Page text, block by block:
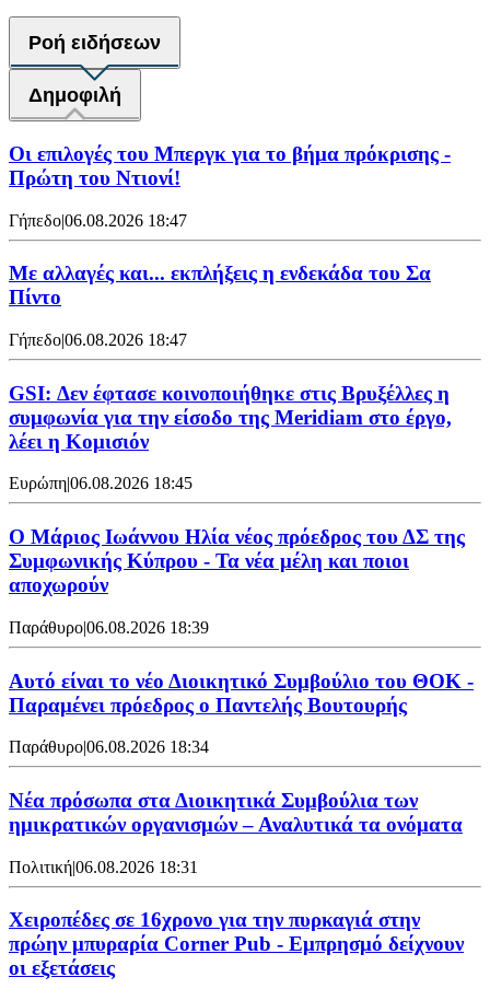
Ροή ειδήσεων
Δημοφιλή
Οι επιλογές του Μπεργκ για το βήμα πρόκρισης -
Πρώτη του Ντιονί!
Γήπεδο|06.08.2026 18:47
Με αλλαγές και... εκπλήξεις η ενδεκάδα του Σα
Πίντο
Γήπεδο|06.08.2026 18:47
GSI: Δεν έφτασε κοινοποιήθηκε στις Βρυξέλλες η
συμφωνία για την είσοδο της Meridiam στο έργο,
λέει η Κομισιόν
Ευρώπη|06.08.2026 18:45
Ο Μάριος Ιωάννου Ηλία νέος πρόεδρος του ΔΣ της
Συμφωνικής Κύπρου - Τα νέα μέλη και ποιοι
αποχωρούν
Παράθυρο|06.08.2026 18:39
Αυτό είναι το νέο Διοικητικό Συμβούλιο του ΘΟΚ -
Παραμένει πρόεδρος ο Παντελής Βουτουρής
Παράθυρο|06.08.2026 18:34
Νέα πρόσωπα στα Διοικητικά Συμβούλια των
ημικρατικών οργανισμών – Αναλυτικά τα ονόματα
Πολιτική|06.08.2026 18:31
Χειροπέδες σε 16χρονο για την πυρκαγιά στην
πρώην μπυραρία Corner Pub - Εμπρησμό δείχνουν
οι εξετάσεις